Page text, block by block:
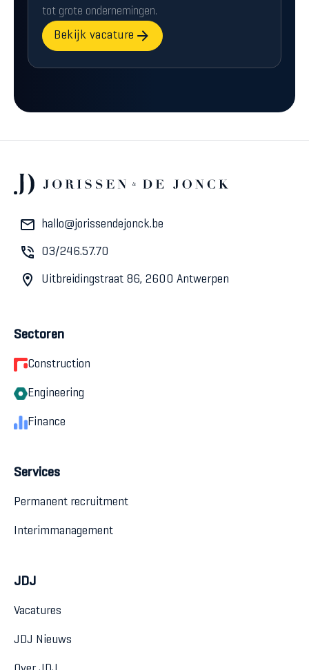
tot grote ondernemingen.
Bekijk vacature
hallo@jorissendejonck.be
03/246.57.70
Uitbreidingstraat 86, 2600 Antwerpen
Sectoren
Construction
Engineering
Finance
Services
Permanent recruitment
Interimmanagement
JDJ
Vacatures
JDJ Nieuws